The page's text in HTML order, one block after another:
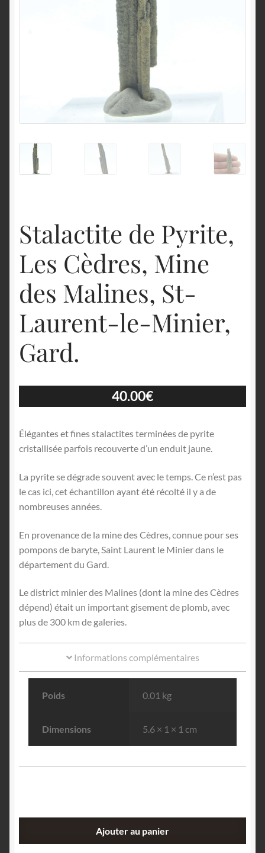
Stalactite de Pyrite,
Les Cèdres, Mine
des Malines, St-
Laurent-le-Minier,
Gard.
40.00€
Élégantes et fines stalactites terminées de pyrite
cristallisée parfois recouverte d’un enduit jaune.
La pyrite se dégrade souvent avec le temps. Ce n’est pas
le cas ici, cet échantillon ayant été récolté il y a de
nombreuses années.
En provenance de la mine des Cèdres, connue pour ses
pompons de baryte, Saint Laurent le Minier dans le
département du Gard.
Le district minier des Malines (dont la mine des Cèdres
dépend) était un important gisement de plomb, avec
plus de 300 km de galeries.
Informations complémentaires
Poids 0.01 kg
Dimensions 5.6 × 1 × 1 cm
Ajouter au panier